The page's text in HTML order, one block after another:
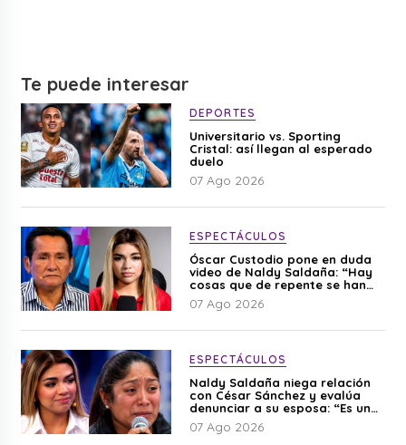
Te puede interesar
DEPORTES
Universitario vs. Sporting
Cristal: así llegan al esperado
duelo
07 Ago 2026
ESPECTÁCULOS
Óscar Custodio pone en duda
video de Naldy Saldaña: “Hay
cosas que de repente se han
editado”
07 Ago 2026
ESPECTÁCULOS
Naldy Saldaña niega relación
con César Sánchez y evalúa
denunciar a su esposa: “Es una
difamación”
07 Ago 2026